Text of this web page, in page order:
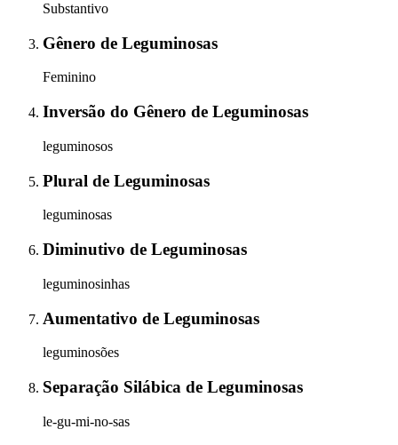
Substantivo
Gênero de Leguminosas
Feminino
Inversão do Gênero de Leguminosas
leguminosos
Plural de Leguminosas
leguminosas
Diminutivo de Leguminosas
leguminosinhas
Aumentativo de Leguminosas
leguminosões
Separação Silábica de Leguminosas
le-gu-mi-no-sas